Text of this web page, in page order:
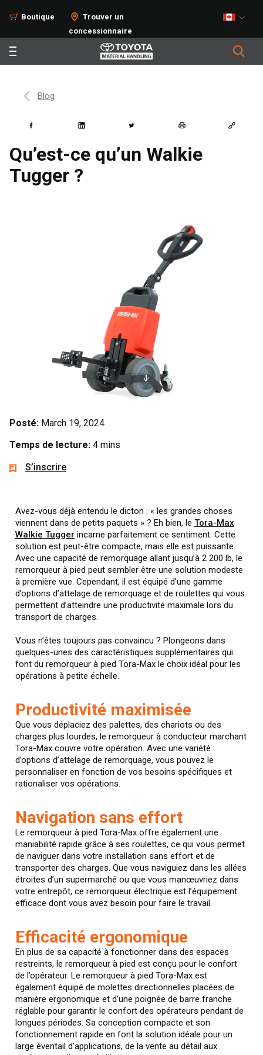
Boutique
Trouver un
concessionnaire
Blog
Qu’est-ce qu’un Walkie
Tugger ?
Posté: March 19, 2024
Temps de lecture: 4 mins
S’inscrire
Avez-vous déjà entendu le dicton : « les grandes choses
viennent dans de petits paquets » ? Eh bien, le Tora-Max
Walkie Tugger incarne parfaitement ce sentiment. Cette
solution est peut-être compacte, mais elle est puissante.
Avec une capacité de remorquage allant jusqu’à 2 200 lb, le
remorqueur à pied peut sembler être une solution modeste
à première vue. Cependant, il est équipé d’une gamme
d’options d’attelage de remorquage et de roulettes qui vous
permettent d’atteindre une productivité maximale lors du
transport de charges.
Vous n’êtes toujours pas convaincu ? Plongeons dans
quelques-unes des caractéristiques supplémentaires qui
font du remorqueur à pied Tora-Max le choix idéal pour les
opérations à petite échelle.
Productivité maximisée
Que vous déplaciez des palettes, des chariots ou des
charges plus lourdes, le remorqueur à conducteur marchant
Tora-Max couvre votre opération. Avec une variété
d’options d’attelage de remorquage, vous pouvez le
personnaliser en fonction de vos besoins spécifiques et
rationaliser vos opérations.
Navigation sans effort
Le remorqueur à pied Tora-Max offre également une
maniabilité rapide grâce à ses roulettes, ce qui vous permet
de naviguer dans votre installation sans effort et de
transporter des charges. Que vous naviguiez dans les allées
étroites d’un supermarché ou que vous manœuvriez dans
votre entrepôt, ce remorqueur électrique est l’équipement
efficace dont vous avez besoin pour faire le travail.
Efficacité ergonomique
En plus de sa capacité à fonctionner dans des espaces
restreints, le remorqueur à pied est conçu pour le confort
de l’opérateur. Le remorqueur à pied Tora-Max est
également équipé de molettes directionnelles placées de
manière ergonomique et d’une poignée de barre franche
réglable pour garantir le confort des opérateurs pendant de
longues périodes. Sa conception compacte et son
fonctionnement rapide en font la solution idéale pour un
large éventail d’applications, de la vente au détail aux